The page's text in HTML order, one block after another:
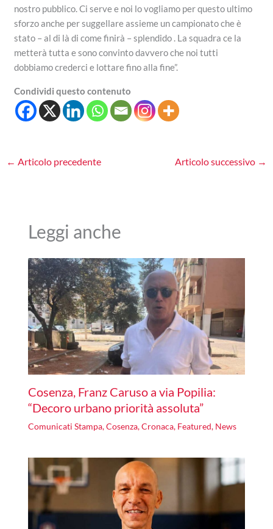
nostro pubblico. Ci serve e noi lo vogliamo per questo ultimo
sforzo anche per suggellare assieme un campionato che è
stato – al di là di come finirà – splendido . La squadra ce la
metterà tutta e sono convinto davvero che noi tutti
dobbiamo crederci e lottare fino alla fine”.
Condividi questo contenuto
← Articolo precedente Articolo successivo →
Leggi anche
Cosenza, Franz Caruso a via Popilia:
“Decoro urbano priorità assoluta”
Comunicati Stampa,Cosenza,Cronaca, Featured, News